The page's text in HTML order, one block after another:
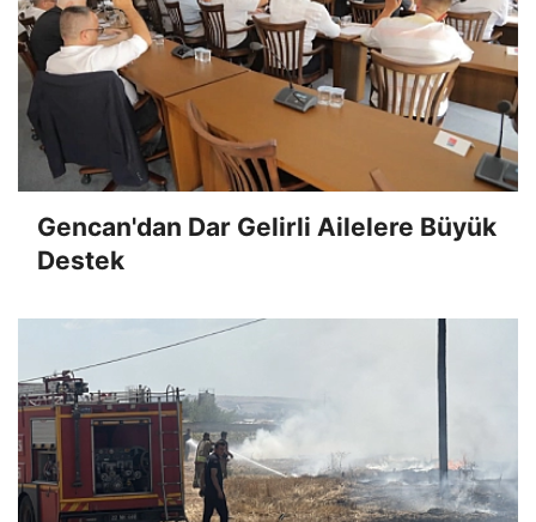
Gencan'dan Dar Gelirli Ailelere Büyük
Destek